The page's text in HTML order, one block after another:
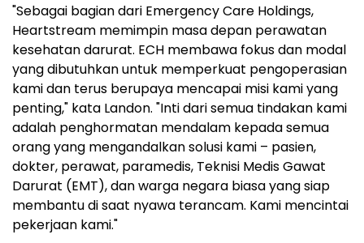
"Sebagai bagian dari Emergency Care Holdings,
Heartstream memimpin masa depan perawatan
kesehatan darurat. ECH membawa fokus dan modal
yang dibutuhkan untuk memperkuat pengoperasian
kami dan terus berupaya mencapai misi kami yang
penting," kata Landon. "Inti dari semua tindakan kami
adalah penghormatan mendalam kepada semua
orang yang mengandalkan solusi kami – pasien,
dokter, perawat, paramedis, Teknisi Medis Gawat
Darurat (EMT), dan warga negara biasa yang siap
membantu di saat nyawa terancam. Kami mencintai
pekerjaan kami."